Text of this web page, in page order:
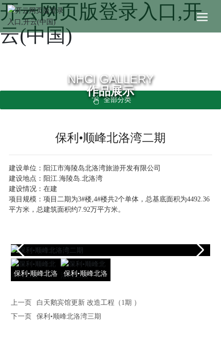
开云网页版登录入口,开
云(中国)
NHCI GALLERY
作品展示
全部分类
保利•顺峰北洛湾二期
建设单位：阳江市海陵岛北洛湾旅游开发有限公司
建设地点：阳江.海陵岛.北洛湾
建设情况：在建
项目规模：项目二期为3#楼,4#楼共2个单体，总基底面积为4492.36
平方米，总建筑面积约7.92万平方米。
保利•顺峰北洛
保利•顺峰北洛
上一页
白天鹅宾馆更新 改造工程（1期 ）
保利•顺峰北洛湾三期
下一页